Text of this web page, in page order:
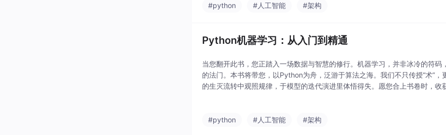
#python #人工智能 #架构
Python机器学习：从入门到精通
当您翻开此书，您正踏入一场数据与智慧的修行。机器学习，并非冰冷的符码
的法门。本书将带您，以Python为舟，泛游于算法之海。我们不只传授“术”
的生灭流转中观照规律，于模型的迭代演进里体悟得失。愿您合上书卷时，收
#python #人工智能 #架构